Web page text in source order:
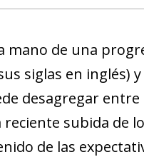
de una
siglas en inglés)
desagregar
subida de
de las